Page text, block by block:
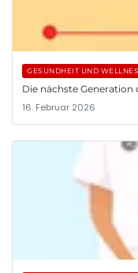
GESUNDHEIT UND
Die nächste
16. Februar 2026